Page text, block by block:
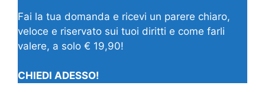
Fai la tua domanda e ricevi un parere chiaro,
veloce e riservato sui tuoi diritti e come farli
valere, a solo € 19,90!
CHIEDI ADESSO!